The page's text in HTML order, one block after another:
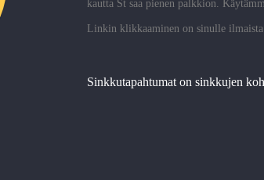
kautta St saa pienen palkkion.
Linkin klikkaaminen on sinulle ilmaista.
Sinkkutapahtumat on sinkkujen